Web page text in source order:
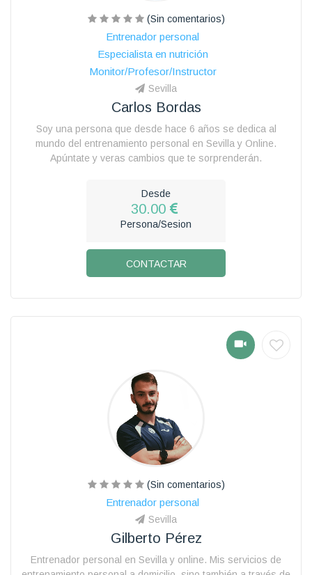
(Sin comentarios)
Entrenador personal
Especialista en nutrición
Monitor/Profesor/Instructor
Sevilla
Carlos Bordas
Soy una persona que desde hace 6 años se dedica al
mundo del entrenamiento personal en Sevilla y Online.
Apúntate y veras cambios que te sorprenderán.
Desde
30.00
Persona/Sesion
CONTACTAR
(Sin comentarios)
Entrenador personal
Sevilla
Gilberto Pérez
Entrenador personal en Sevilla y online. Mis servicios de